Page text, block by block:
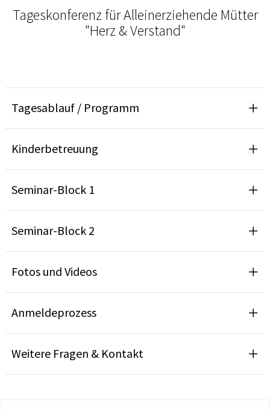
Tageskonferenz für Alleinerziehende Mütter
"Herz & Verstand"
Tagesablauf / Programm
Kinderbetreuung
Seminar-Block 1
Seminar-Block 2
Fotos und Videos
Anmeldeprozess
Weitere Fragen & Kontakt